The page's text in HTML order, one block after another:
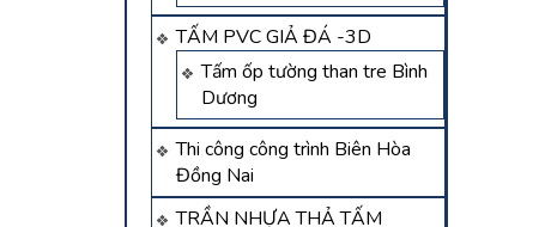
TẤM PVC GIẢ ĐÁ -3D
Tấm ốp tường than tre Bình
Dương
Thi công công trình Biên Hòa
Đồng Nai
TRẦN NHỰA THẢ TẤM